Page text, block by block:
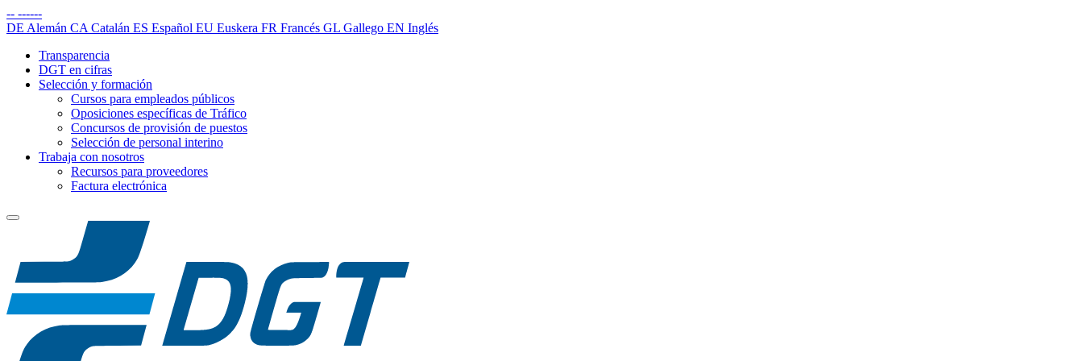
-- ------
DE Alemán CA Catalán ES Español EU Euskera FR Francés GL Gallego EN Inglés
Transparencia
DGT en cifras
Selección y formación
Cursos para empleados públicos
Oposiciones específicas de Tráfico
Concursos de provisión de puestos
Selección de personal interino
Trabaja con nosotros
Recursos para proveedores
Factura electrónica